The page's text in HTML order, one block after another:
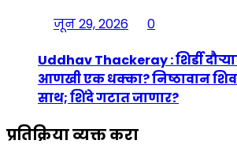
जून 29, 2026
0
Uddhav Thackeray : शिर्डी
आणखी एक धक्का? निष्ठावान
साथ; शिंदे गटात जाणार?
प्रतिक्रिया व्यक्त करा